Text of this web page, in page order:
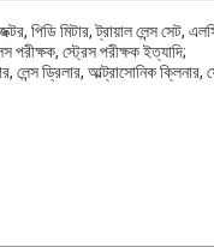
পিডি মিটার, ট্রায়াল লেন্স সেট,
পরীক্ষক, স্ট্রেস পরীক্ষক ইত্যাদি;
ড্রিলার, আল্ট্রাসোনিক ক্লিনার,